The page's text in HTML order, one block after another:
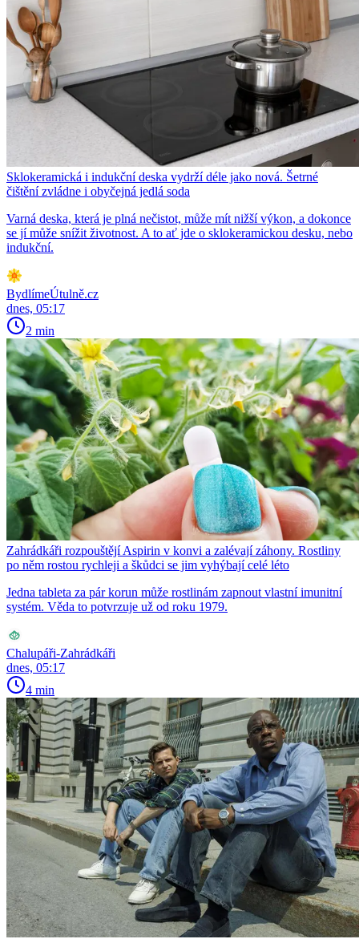
Sklokeramická i indukční deska vydrží déle jako nová. Šetrné
čištění zvládne i obyčejná jedlá soda
Varná deska, která je plná nečistot, může mít nižší výkon, a dokonce
se jí může snížit životnost. A to ať jde o sklokeramickou desku, nebo
indukční.
BydlímeÚtulně.cz
dnes, 05:17
2 min
Zahrádkáři rozpouštějí Aspirin v konvi a zalévají záhony. Rostliny
po něm rostou rychleji a škůdci se jim vyhýbají celé léto
Jedna tableta za pár korun může rostlinám zapnout vlastní imunitní
systém. Věda to potvrzuje už od roku 1979.
Chalupáři-Zahrádkáři
dnes, 05:17
4 min